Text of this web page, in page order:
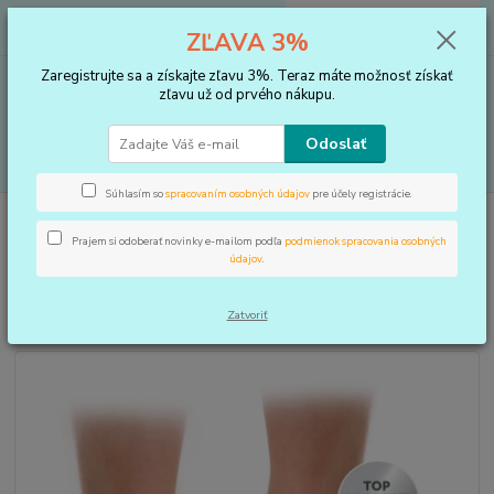
za0 €
Úvod VLOŽKY DO TOPÁNOK, KOREKTORY
Podpätenky a pätičky
Podpätenka korekčná 0,5 cm
Podpätenka korekčná 0,5 cm
ZĽAVA 3%
Zaregistrujte sa a získajte zľavu 3%. Teraz máte možnosť získať
zľavu už od prvého nákupu.
Odoslať
Súhlasím sospracovaním osobných údajov pre účely registrácie.
Prajem si odoberať novinky e-mailom podľa podmienok spracovania osobných
údajov.
Zatvoriť